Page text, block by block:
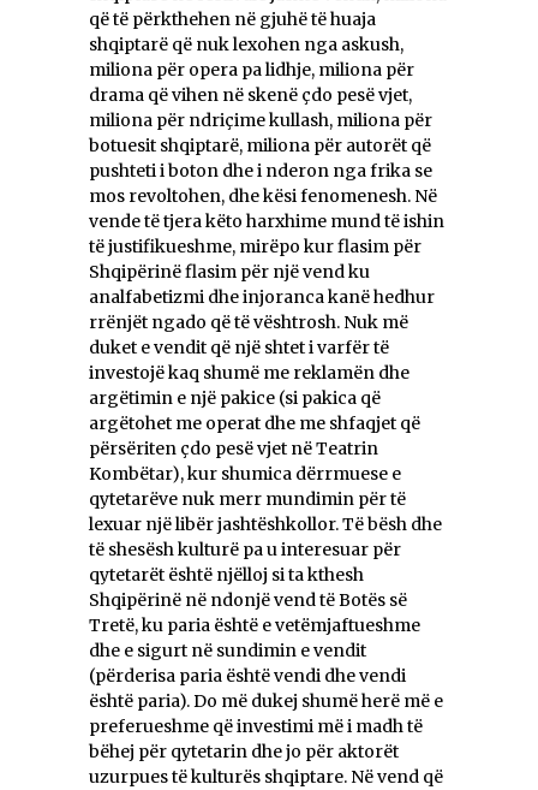
që të përkthehen në gjuhë të huaja
shqiptarë që nuk lexohen nga askush,
miliona për opera pa lidhje, miliona për
drama që vihen në skenë çdo pesë vjet,
miliona për ndriçime kullash, miliona për
botuesit shqiptarë, miliona për autorët që
pushteti i boton dhe i nderon nga frika se
mos revoltohen, dhe kësi fenomenesh. Në
vende të tjera këto harxhime mund të ishin
të justifikueshme, mirëpo kur flasim për
Shqipërinë flasim për një vend ku
analfabetizmi dhe injoranca kanë hedhur
rrënjët ngado që të vështrosh. Nuk më
duket e vendit që një shtet i varfër të
investojë kaq shumë me reklamën dhe
argëtimin e një pakice (si pakica që
argëtohet me operat dhe me shfaqjet që
përsëriten çdo pesë vjet në Teatrin
Kombëtar), kur shumica dërrmuese e
qytetarëve nuk merr mundimin për të
lexuar një libër jashtëshkollor. Të bësh dhe
të shesësh kulturë pa u interesuar për
qytetarët është njëlloj si ta kthesh
Shqipërinë në ndonjë vend të Botës së
Tretë, ku paria është e vetëmjaftueshme
dhe e sigurt në sundimin e vendit
(përderisa paria është vendi dhe vendi
është paria). Do më dukej shumë herë më e
preferueshme që investimi më i madh të
bëhej për qytetarin dhe jo për aktorët
uzurpues të kulturës shqiptare. Në vend që